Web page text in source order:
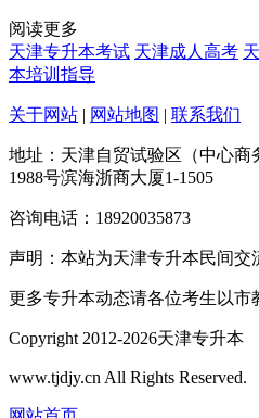
阅读更多
天津专升本考试 天津成人高考
本培训指导
关于网站 | 网站地图 | 联系我们
地址：天津自贸试验区（中心
1988号滨海浙商大厦1-1505
咨询电话：18920035873
声明：本站为天津专升本民间交
更多专升本动态请各位考生以市
Copyright 2012-2026天津专升本
www.tjdjy.cn All Rights Reserved.